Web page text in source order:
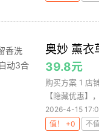
奥妙 薰衣
39.8元
购买方案 1 店
【隐藏优惠】
2026-4-15
值！ +0
不